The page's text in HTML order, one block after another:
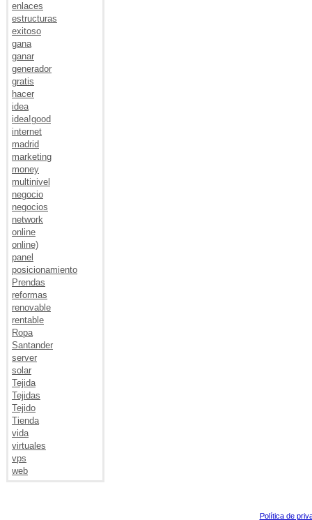
enlaces
estructuras
exitoso
gana
ganar
generador
gratis
hacer
idea
idea!good
internet
madrid
marketing
money
multinivel
negocio
negocios
network
online
online)
panel
posicionamiento
Prendas
reformas
renovable
rentable
Ropa
Santander
server
solar
Tejida
Tejidas
Tejido
Tienda
vida
virtuales
vps
web
Política de